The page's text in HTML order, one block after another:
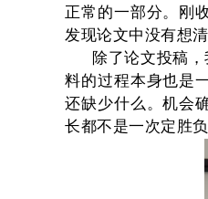
正常的一部分。刚
发现论文中没有想
除了论文投稿
料的过程本身也是
还缺少什么。机会
长都不是一次定胜